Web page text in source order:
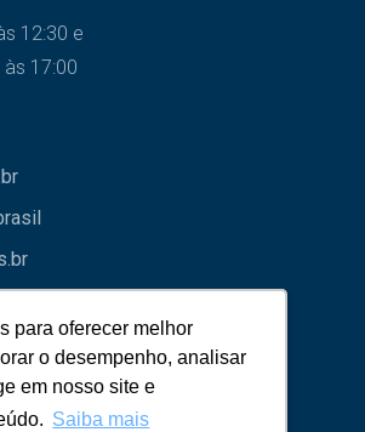
para oferecer melhor
o desempenho, analisar
em nosso site e
Saiba mais
para oferecer melhor
o desempenho, analisar
em nosso site e
Saiba mais
12:30 e
17:00